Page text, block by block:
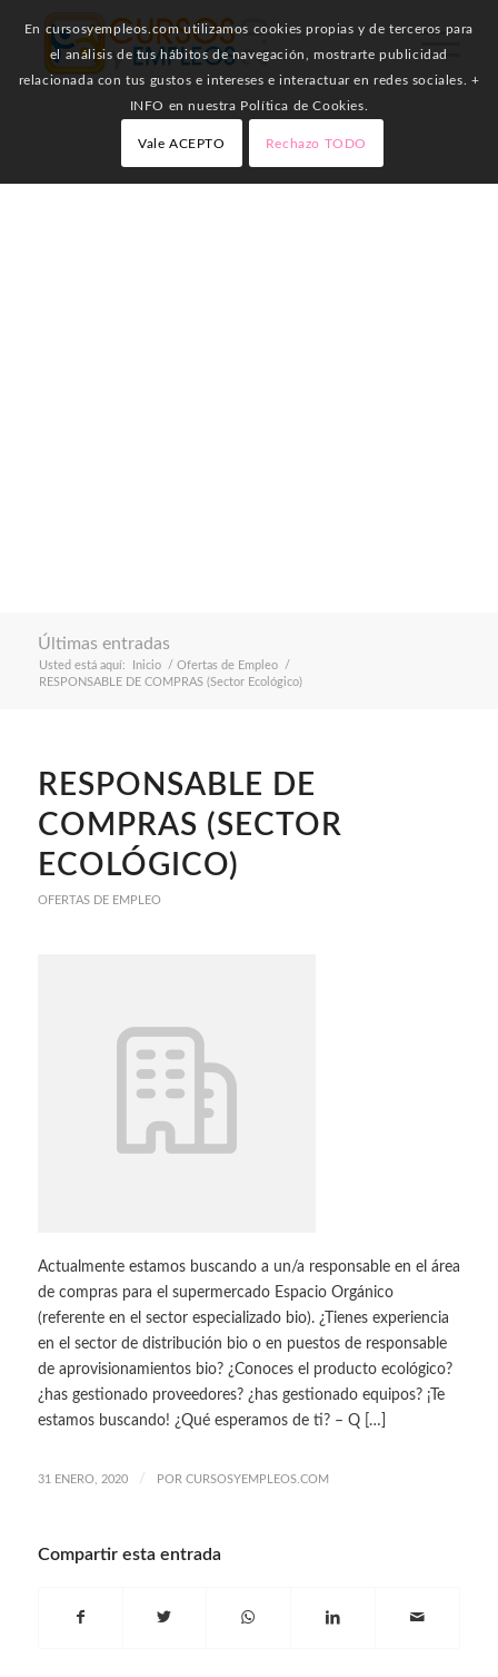
Últimas entradas
Usted está aquí: Inicio / Ofertas de Empleo
/
RESPONSABLE DE COMPRAS (Sector Ecológico)
RESPONSABLE DE
COMPRAS (SECTOR
ECOLÓGICO)
OFERTAS DE EMPLEO
Actualmente estamos buscando a un/a responsable en el área
de compras para el supermercado Espacio Orgánico
(referente en el sector especializado bio). ¿Tienes experiencia
en el sector de distribución bio o en puestos de responsable
de aprovisionamientos bio? ¿Conoces el producto ecológico?
¿has gestionado proveedores? ¿has gestionado equipos? ¡Te
estamos buscando! ¿Qué esperamos de ti? – Q […]
31 ENERO, 2020 / POR CURSOSYEMPLEOS.COM
Compartir esta entrada
En cursosyempleos.com utilizamos cookies propias y de terceros para
el análisis de tus hábitos de navegación, mostrarte publicidad
relacionada con tus gustos e intereses e interactuar en redes sociales. +
INFO en nuestra Política de Cookies.
Vale ACEPTO Rechazo TODO